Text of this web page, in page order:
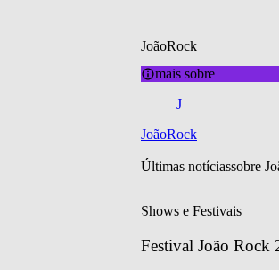
JoãoRock
mais sobre
J
JoãoRock
Últimas notíciassobre
Shows e Festivais
Festival João Rock